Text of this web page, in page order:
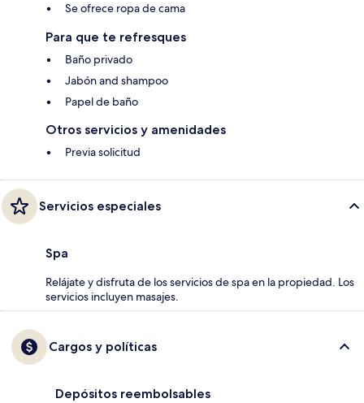
Se ofrece ropa de cama
Para que te refresques
Baño privado
Jabón and shampoo
Papel de baño
Otros servicios y amenidades
Previa solicitud
Servicios especiales
Spa
Relájate y disfruta de los servicios de spa en la propiedad. Los
servicios incluyen masajes.
Cargos y políticas
Depósitos reembolsables